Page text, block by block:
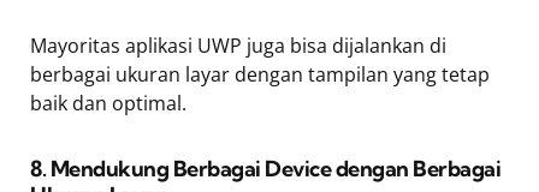
Mayoritas aplikasi UWP juga bisa dijalankan di
berbagai ukuran layar dengan tampilan yang tetap
baik dan optimal.
8. Mendukung Berbagai Device dengan Berbagai